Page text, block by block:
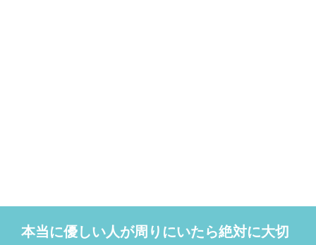
本当に優しい人が周りにいたら絶対に大切